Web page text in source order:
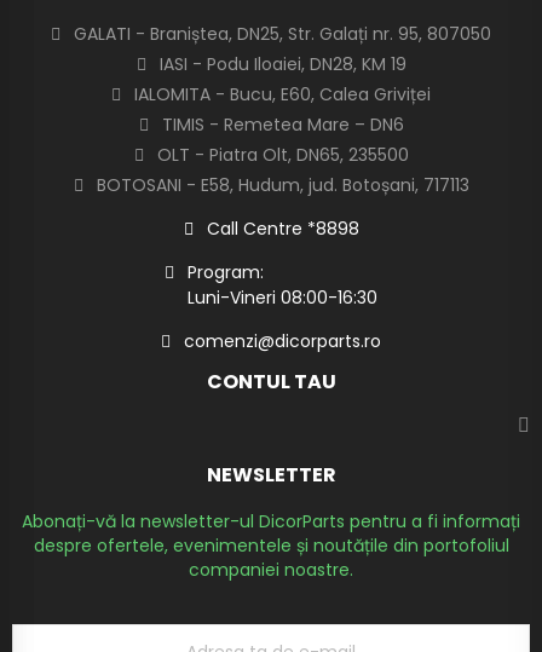
GALATI - Braniștea, DN25, Str. Galați nr. 95, 807050
IASI - Podu Iloaiei, DN28, KM 19
IALOMITA - Bucu, E60, Calea Griviței
TIMIS - Remetea Mare – DN6
OLT - Piatra Olt, DN65, 235500
BOTOSANI - E58, Hudum, jud. Botoșani, 717113
Call Centre *8898
Program:
Luni-Vineri 08:00-16:30
comenzi@dicorparts.ro
CONTUL TAU
NEWSLETTER
Abonați-vă la newsletter-ul DicorParts pentru a fi informați
despre ofertele, evenimentele și noutățile din portofoliul
companiei noastre.